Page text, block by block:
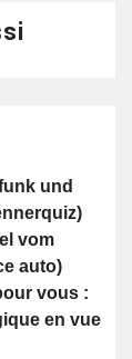
und
vom
auto)
vous :
en vue